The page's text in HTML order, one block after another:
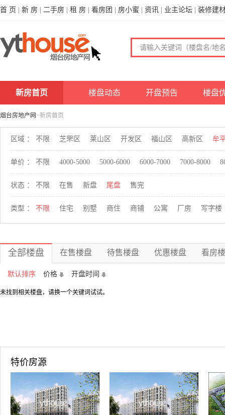
首 页 新 房 二手房 租 房 看房团 房小蜜 资讯 业主论坛 装修建
新房首页 楼盘动态 开盘预告 楼盘
烟台房地产网 >新房首页
区域 ： 不限 芝罘区 莱山区 开发区 福山区 高新区 牟
单价 ： 不限 4000-5000 5000-6000 6000-7000 7000-8000
状态 ： 不限 在售 新盘 尾盘 售完
类型 ： 不限 住宅 别墅 商住 商铺 公寓 厂房 写字楼
全部楼盘 在售楼盘 待售楼盘 优惠楼盘 看房
默认排序 价格 开盘时间
未找到相关楼盘，请换一个关键词试试。
特价房源